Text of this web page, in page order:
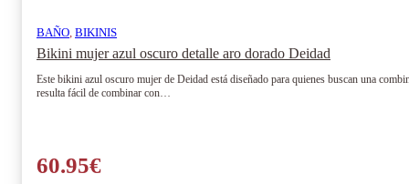
BAÑO BIKINIS
Bikini mujer azul oscuro detalle aro dorado Deidad
Este bikini azul oscuro mujer de Deidad está diseñado para quienes buscan una
resulta fácil de combinar con…
60.95€